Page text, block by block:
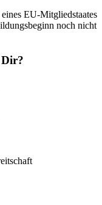
EU-Mitgliedstaates
noch nicht